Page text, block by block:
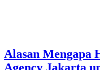
Alasan Mengapa